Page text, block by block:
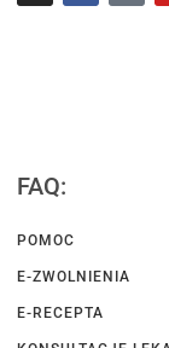
FAQ:
POMOC
E-ZWOLNIENIA
E-RECEPTA